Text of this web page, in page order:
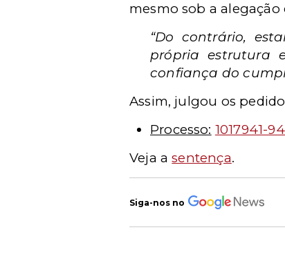
mesmo sob a
“Do contrário,
própria estrutura
confiança do
Assim, julgou os
Processo: 1017941-
Veja asentença.
Siga-nos no